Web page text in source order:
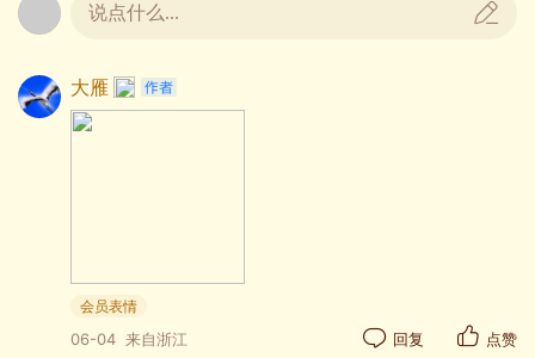
说点什么...
大雁
会员表情
06-04 来自浙江 回复 点赞